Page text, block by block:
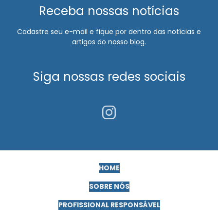
Exame ocupacional audiometria
Exame ocupacional clt
Exame ocupacional para motorista
Exame ocupacional para trabalho em altura
Exame toxicológico admissional
Exames complementares para motorista pcmso
Exames complementares pcmso
Receba nossas notícias
Cadastre seu e-mail e fique por dentro das notícias e
artigos do nosso blog.
Siga nossas redes sociais
HOME
SOBRE NÓS
PROFISSIONAL RESPONSÁVEL